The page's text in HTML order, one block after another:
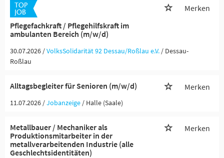
Pflegefachkraft / Pflegehilfskraft im
ambulanten Bereich (m/w/d)
Merken
30.07.2026 /VolksSolidarität 92 Dessau/Roßlau e.V. / Dessau-
Roßlau
Alltagsbegleiter für Senioren (m/w/d) Merken
11.07.2026 /Jobanzeige / Halle (Saale)
Metallbauer / Mechaniker als
Produktionsmitarbeiter in der
metallverarbeitenden Industrie (alle
Geschlechtsidentitäten)
Merken